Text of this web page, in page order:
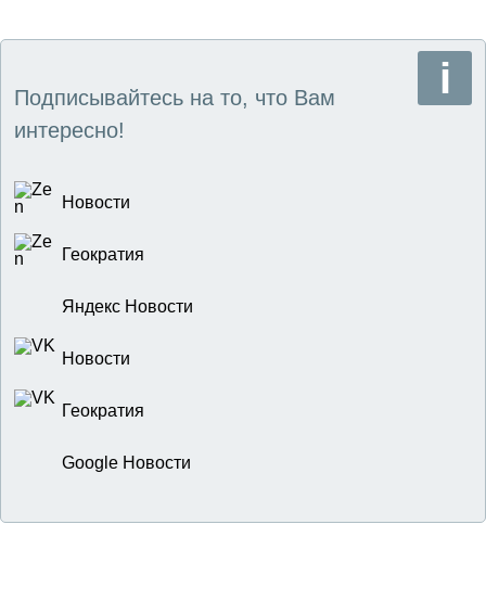
Подписывайтесь на то, что Вам
интересно!
Новости
Геократия
Яндекс Новости
Новости
Геократия
Google Новости